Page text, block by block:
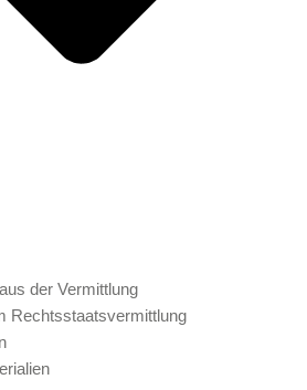
der Vermittlung
Rechtsstaatsvermittlung